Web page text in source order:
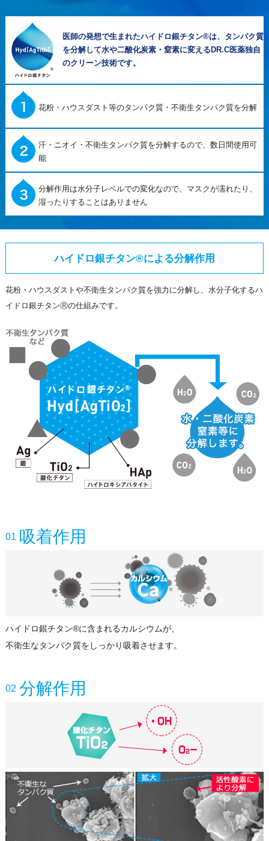
医師の発想で生まれたハイドロ銀チタン®は、タンパク質
を分解して水や二酸化炭素・窒素に変えるDR.C医薬独自
のクリーン技術です。
花粉・ハウスダスト等のタンパク質・不衛生タンパク質を分解
汗・ニオイ・不衛生タンパク質を分解するので、数日間使用可
能
分解作用は水分子レベルでの変化なので、マスクが濡れたり、
湿ったりすることはありません
ハイドロ銀チタン®による分解作用
花粉・ハウスダストや不衛生タンパク質を強力に分解し、水分子化するハ
イドロ銀チタンⓇの仕組みです。
01 吸着作用
ハイドロ銀チタン®に含まれるカルシウムが、
不衛生なタンパク質をしっかり吸着させます。
02 分解作用